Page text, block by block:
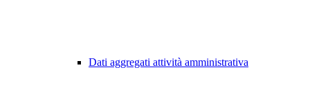
Dati aggregati attività amministrativa